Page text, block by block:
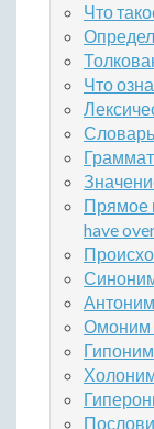
Что
Что
Прямое
have
Омоним